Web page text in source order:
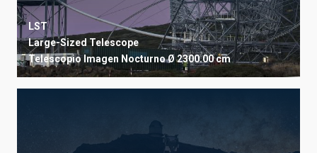
LST
Large-Sized Telescope
Telescopio Imagen NocturnoØ 2300.00 cm